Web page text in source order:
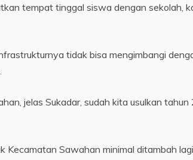
tempat tinggal siswa dengan sekolah,
tidak bisa mengimbangi
jelas Sukadar, sudah kita usulkan
Kecamatan Sawahan minimal ditambah